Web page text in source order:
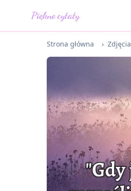
Piękne cytaty
Strona główna › Zdjęcia